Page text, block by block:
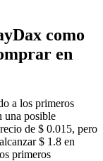
como
en
a los primeros
una posible
de $ 0.015, pero
$ 1.8 en
primeros